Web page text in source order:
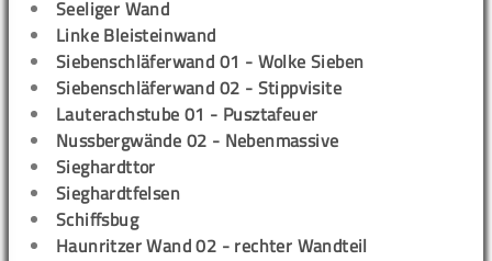
Seeliger Wand
Linke Bleisteinwand
Siebenschläferwand 01 - Wolke Sieben
Siebenschläferwand 02 - Stippvisite
Lauterachstube 01 - Pusztafeuer
Nussbergwände 02 - Nebenmassive
Sieghardttor
Sieghardtfelsen
Schiffsbug
Haunritzer Wand 02 - rechter Wandteil